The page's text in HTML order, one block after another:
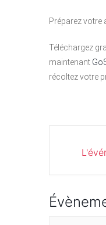
Préparez votre
Téléchargez
maintenant
récoltez votre